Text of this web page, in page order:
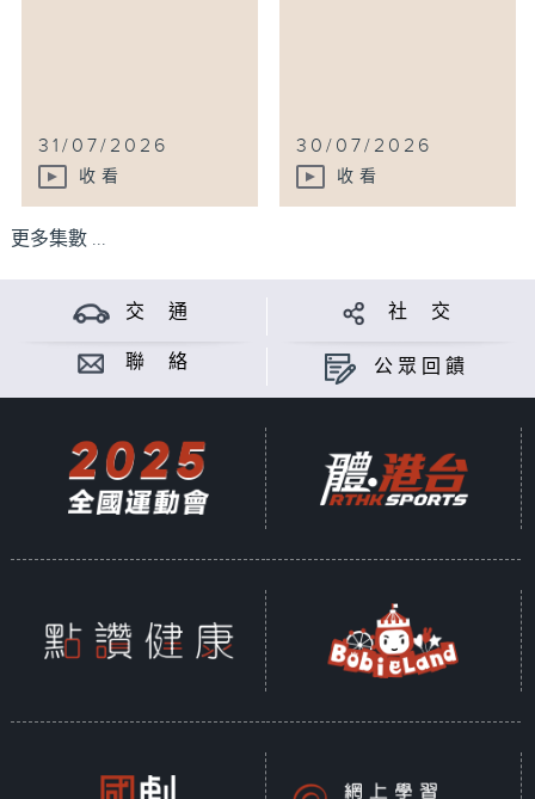
31/07/2026
收看
30/07/2026
收看
更多集數 ...
交 通 社 交
聯 絡 公眾回饋